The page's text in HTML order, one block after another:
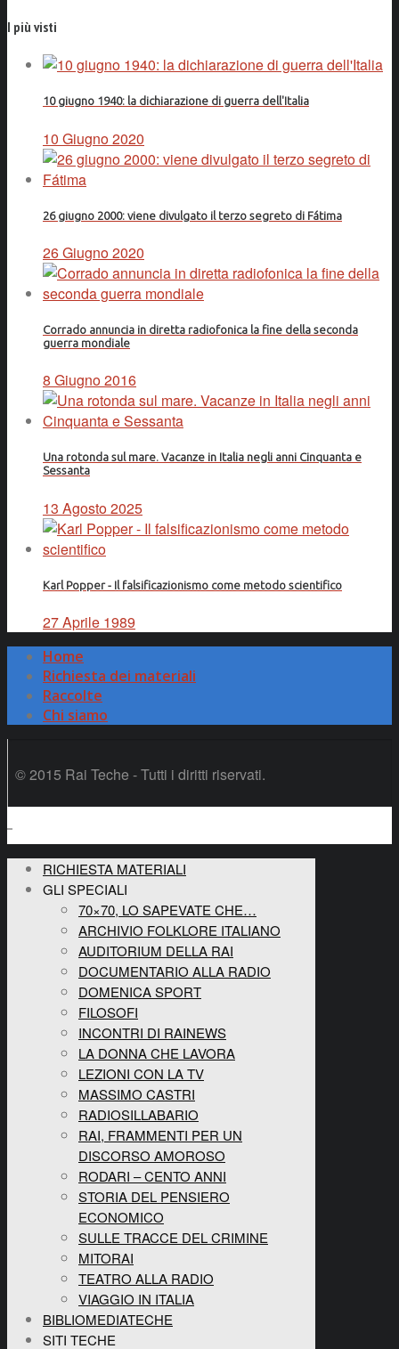
I più visti
10 giugno 1940: la dichiarazione di guerra dell'Italia
10 Giugno 2020
26 giugno 2000: viene divulgato il terzo segreto di Fátima
26 Giugno 2020
Corrado annuncia in diretta radiofonica la fine della seconda
guerra mondiale
8 Giugno 2016
Una rotonda sul mare. Vacanze in Italia negli anni Cinquanta e
Sessanta
13 Agosto 2025
Karl Popper - Il falsificazionismo come metodo scientifico
27 Aprile 1989
Home
Richiesta dei materiali
Raccolte
Chi siamo
© 2015 Rai Teche - Tutti i diritti riservati.
RICHIESTA MATERIALI
GLI SPECIALI
70×70, LO SAPEVATE CHE…
ARCHIVIO FOLKLORE ITALIANO
AUDITORIUM DELLA RAI
DOCUMENTARIO ALLA RADIO
DOMENICA SPORT
FILOSOFI
INCONTRI DI RAINEWS
LA DONNA CHE LAVORA
LEZIONI CON LA TV
MASSIMO CASTRI
RADIOSILLABARIO
RAI, FRAMMENTI PER UN
DISCORSO AMOROSO
RODARI – CENTO ANNI
STORIA DEL PENSIERO
ECONOMICO
SULLE TRACCE DEL CRIMINE
MITORAI
TEATRO ALLA RADIO
VIAGGIO IN ITALIA
BIBLIOMEDIATECHE
SITI TECHE